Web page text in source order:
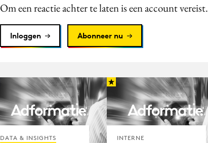
Om een reactie achter te laten is een account vereist.
Inloggen Abonneer nu
DATA & INSIGHTS
INTERNE